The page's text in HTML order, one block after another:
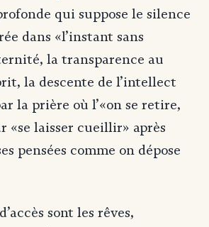
qui suppose le silence
dans «l’instant sans
la transparence au
la descente de l’intellect
la prière où l’«on se retire,
«se laisser cueillir» après
pensées comme on dépose
sont les rêves,